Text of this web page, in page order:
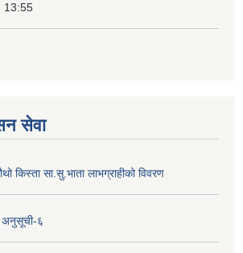
13:55
सेवा
किस्ता सा.सु.भाता लाभग्राहीको विवरण
अनुसूची-६